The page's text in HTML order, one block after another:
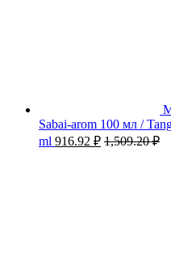
Sabai-arom 100 мл /
ml 916.92 ₽ 1,509.20₽